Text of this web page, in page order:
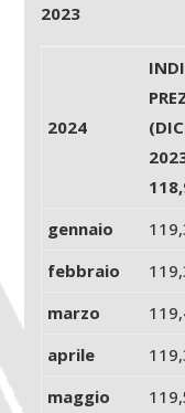
2023
2024
gennaio
febbraio
marzo
aprile
maggio